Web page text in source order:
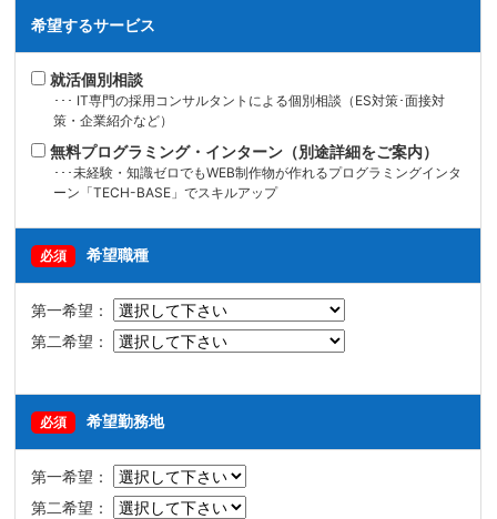
希望するサービス
就活個別相談
･･･ IT専門の採用コンサルタントによる個別相談（ES対策･面接対
策・企業紹介など）
無料プログラミング・インターン（別途詳細をご案内）
･･･未経験・知識ゼロでもWEB制作物が作れるプログラミングインタ
ーン「TECH-BASE」でスキルアップ
必須 希望職種
第一希望：
第二希望：
必須 希望勤務地
第一希望：
第二希望：